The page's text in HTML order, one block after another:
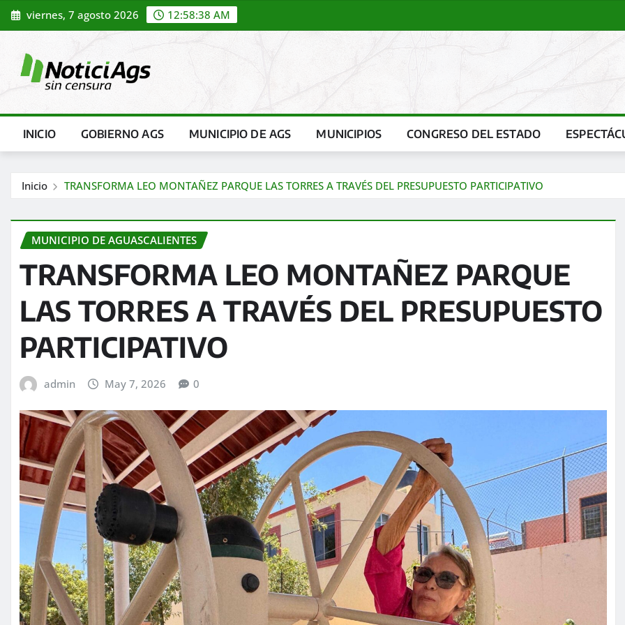
Saltar
al
viernes, 7 agosto 2026 12:58:40 AM
INICIO GOBIERNO AGS MUNICIPIO DE AGS MUNICIPIOS CONGRESO DEL ESTADO
Inicio TRANSFORMA LEO MONTAÑEZ PARQUE LAS TORRES A TRAVÉS DEL PRESUPUESTO PARTICIPATIVO
MUNICIPIO DE AGUASCALIENTES
TRANSFORMA LEO MONTAÑEZ PARQUE
LAS TORRES A TRAVÉS DEL PRESUPUESTO
PARTICIPATIVO
admin May 7, 2026 0